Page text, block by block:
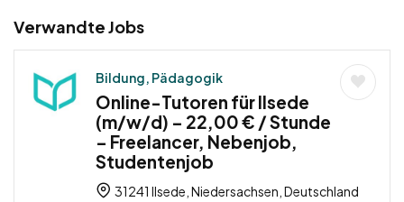
Verwandte Jobs
Bildung, Pädagogik
Online-Tutoren für Ilsede
(m/w/d) – 22,00 € / Stunde
– Freelancer, Nebenjob,
Studentenjob
31241 Ilsede, Niedersachsen, Deutschland